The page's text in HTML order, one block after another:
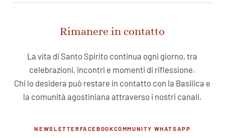
Rimanere in contatto
La vita di Santo Spirito continua ogni giorno, tra
celebrazioni, incontri e momenti di riflessione.
Chi lo desidera può restare in contatto con la Basilica e
la comunità agostiniana attraverso i nostri canali.
NEWSLETTERFACEBOOKCOMMUNITY WHATSAPP